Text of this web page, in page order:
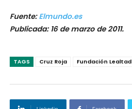
Fuente:Elmundo.es
Publicada: 16 de marzo de 2011.
TAGS Cruz Roja Fundación Lealtad